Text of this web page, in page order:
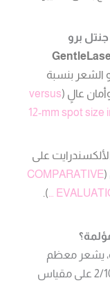
برو
الشعر بنسبة
versus
12-mm spot size
على
(
COMPARATIVE
).
يشعر معظم
الأشخاص بوخز خفيف لا يتجاوز 2/10 على مقياس